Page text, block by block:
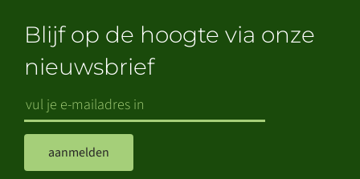
Blijf op de hoogte via onze
nieuwsbrief
aanmelden